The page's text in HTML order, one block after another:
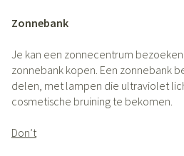
Zonnebank
Je kan een zonnecentrum
zonnebank kopen. Een zonnebank
delen, met lampen die ultraviolet
cosmetische bruining te bekomen.
Don’t